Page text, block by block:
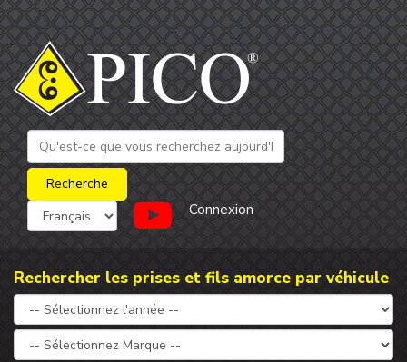
Connexion
Rechercher les prises et fils amorce par véhicule